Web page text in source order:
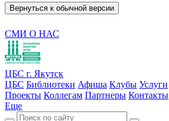
Вернуться к обычной версии
СМИ О НАС
ЦБС г. Якутск
ЦБС Библиотеки Афиша Клубы Услуги
Проекты Коллегам Партнеры Контакты
Еще